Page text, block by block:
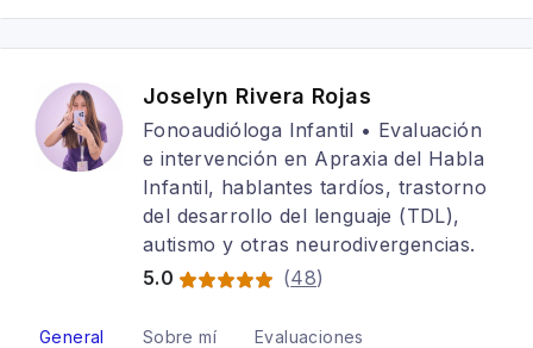
Joselyn Rivera Rojas
Fonoaudióloga Infantil • Evaluación
e intervención en Apraxia del Habla
Infantil, hablantes tardíos, trastorno
del desarrollo del lenguaje (TDL),
autismo y otras neurodivergencias.
5.0
(48)
General Sobre mí Evaluaciones